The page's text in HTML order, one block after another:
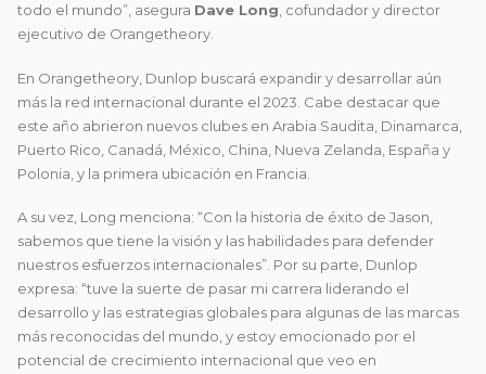
todo el mundo”, asegura Dave Long , cofundador y director
ejecutivo de Orangetheory.
En Orangetheory, Dunlop buscará expandir y desarrollar aún
más la red internacional durante el 2023. Cabe destacar que
este año abrieron nuevos clubes en Arabia Saudita, Dinamarca,
Puerto Rico, Canadá, México, China, Nueva Zelanda, España y
Polonia, y la primera ubicación en Francia.
A su vez, Long menciona: “Con la historia de éxito de Jason,
sabemos que tiene la visión y las habilidades para defender
nuestros esfuerzos internacionales”. Por su parte, Dunlop
expresa: “tuve la suerte de pasar mi carrera liderando el
desarrollo y las estrategias globales para algunas de las marcas
más reconocidas del mundo, y estoy emocionado por el
potencial de crecimiento internacional que veo en